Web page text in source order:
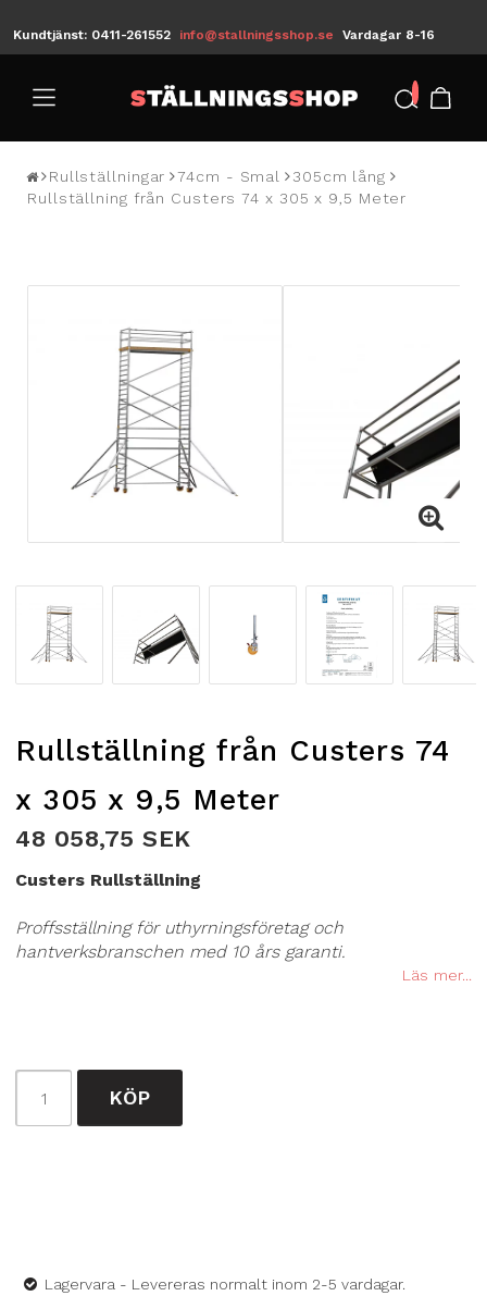
Kundtjänst: 0411-261552 info@stallningsshop.se Vardagar 8-16
/
Rullställningar 74cm - Smal
305cm lång
Rullställning från Custers 74 x 305 x 9,5 Meter
Rullställning från Custers 74
x 305 x 9,5 Meter
48 058,75 SEK
Custers Rullställning
Proffsställning för uthyrningsföretag och
hantverksbranschen med 10 års garanti.
Läs mer...
KÖP
Lagervara - Levereras normalt inom 2-5 vardagar.